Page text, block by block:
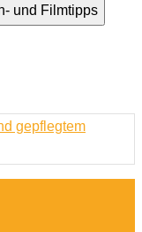
und Filmtipps